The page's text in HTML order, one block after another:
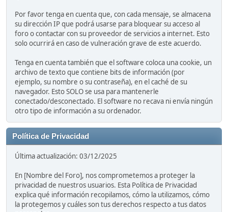
Por favor tenga en cuenta que, con cada mensaje, se almacena
su dirección IP que podrá usarse para bloquear su acceso al
foro o contactar con su proveedor de servicios a internet. Esto
solo ocurrirá en caso de vulneración grave de este acuerdo.
Tenga en cuenta también que el software coloca una cookie, un
archivo de texto que contiene bits de información (por
ejemplo, su nombre o su contraseña), en el caché de su
navegador. Esto SOLO se usa para mantenerle
conectado/desconectado. El software no recava ni envía ningún
otro tipo de información a su ordenador.
Política de Privacidad
Última actualización: 03/12/2025
En [Nombre del Foro], nos comprometemos a proteger la
privacidad de nuestros usuarios. Esta Política de Privacidad
explica qué información recopilamos, cómo la utilizamos, cómo
la protegemos y cuáles son tus derechos respecto a tus datos